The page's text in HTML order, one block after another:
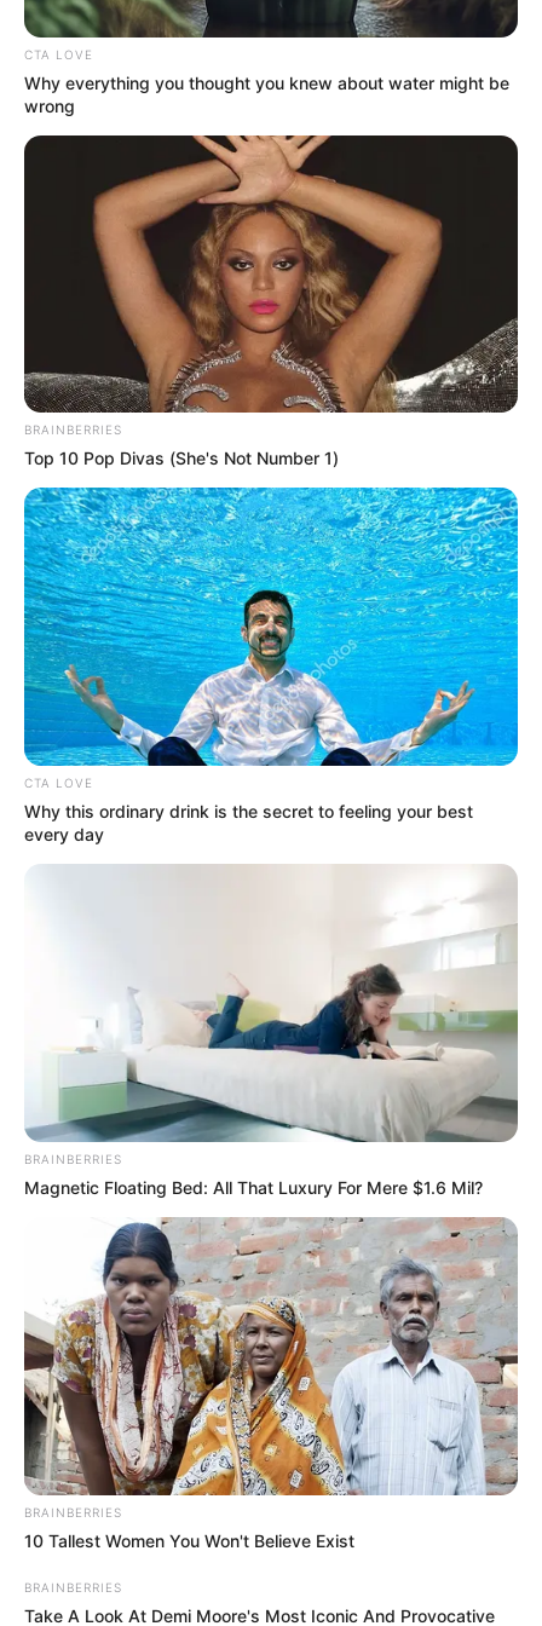
Policía
disparos al aire
Por:Diego Alejandro Escobar Calle
Mayo 16, 2025
COMPARTIR
UNIRSE AL CANAL DE WHATSAPP
La policía grabó operativo en el cual fue capturado un
hombre que realizaba disparos al aire en la
Se salvó concierto del grupo Niche en
Medellín: recuperan elementos robados
El operativo se llevó a cabo tras una alerta ciudadana que
reacción de las autoridades, se desplegaron unidades
policiales que lograron ubicar a tres personas con
CTA LOVE
Why everything you thought you knew about water might be
wrong
BRAINBERRIES
Top 10 Pop Divas (She's Not Number 1)
CTA LOVE
Why this ordinary drink is the secret to feeling your best
every day
BRAINBERRIES
Magnetic Floating Bed: All That Luxury For Mere $1.6 Mil?
BRAINBERRIES
10 Tallest Women You Won't Believe Exist
BRAINBERRIES
Take A Look At Demi Moore's Most Iconic And Provocative